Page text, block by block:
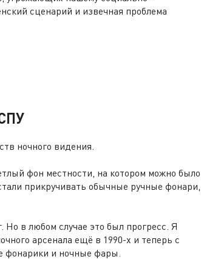
сценарий и извечная проблема
ночного видения.
фон местности, на котором можно было
прикручивать обычные ручные фонари,
Но в любом случае это был прогресс. Я
арсенала ещё в 1990-х и теперь с
фонарики и ночные фары.